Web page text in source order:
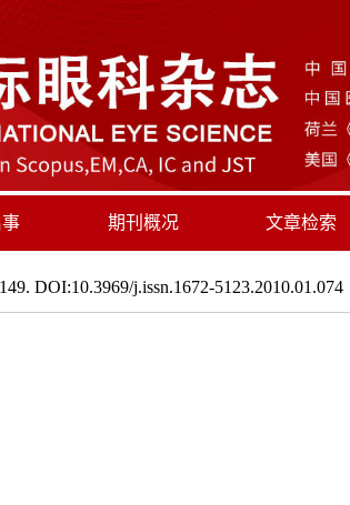
期刊概况 文章检索
DOI:10.3969/j.issn.1672-5123.2010.01.074